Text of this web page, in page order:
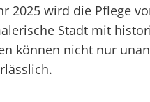
2025 wird die Pflege
Stadt mit
können nicht nur